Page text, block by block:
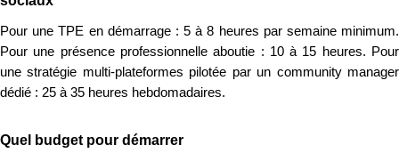
Pour une TPE en démarrage : 5 à 8 heures par semaine minimum.
Pour une présence professionnelle aboutie : 10 à 15 heures. Pour
une stratégie multi-plateformes pilotée par un community manager
dédié : 25 à 35 heures hebdomadaires.
Quel budget pour démarrer